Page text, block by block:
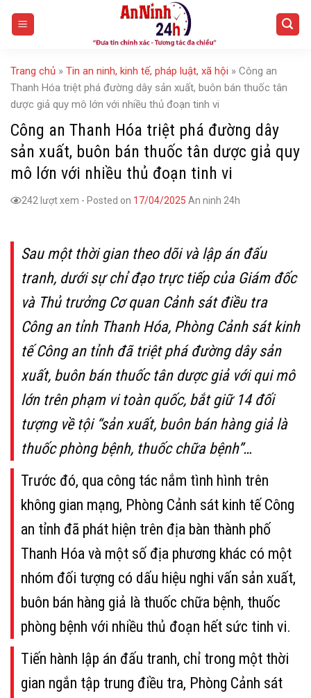
Trang chủ » Tin an ninh, kinh tế, pháp luật, xã hội » Công an
Thanh Hóa triệt phá đường dây sản xuất, buôn bán thuốc tân
dược giả quy mô lớn với nhiều thủ đoạn tinh vi
Công an Thanh Hóa triệt phá đường dây
sản xuất, buôn bán thuốc tân dược giả quy
mô lớn với nhiều thủ đoạn tinh vi
242 lượt xem - Posted on 17/04/2025 An ninh 24h
Sau một thời gian theo dõi và lập án đấu
tranh, dưới sự chỉ đạo trực tiếp của Giám đốc
và Thủ trưởng Cơ quan Cảnh sát điều tra
Công an tỉnh Thanh Hóa, Phòng Cảnh sát kinh
tế Công an tỉnh đã triệt phá đường dây sản
xuất, buôn bán thuốc tân dược giả với qui mô
lớn trên phạm vi toàn quốc, bắt giữ 14 đối
tượng về tội “sản xuất, buôn bán hàng giả là
thuốc phòng bệnh, thuốc chữa bệnh”…
Trước đó, qua công tác nắm tình hình trên
không gian mạng, Phòng Cảnh sát kinh tế Công
an tỉnh đã phát hiện trên địa bàn thành phố
Thanh Hóa và một số địa phương khác có một
nhóm đối tượng có dấu hiệu nghi vấn sản xuất,
buôn bán hàng giả là thuốc chữa bệnh, thuốc
phòng bệnh với nhiều thủ đoạn hết sức tinh vi.
Tiến hành lập án đấu tranh, chỉ trong một thời
gian ngắn tập trung điều tra, Phòng Cảnh sát